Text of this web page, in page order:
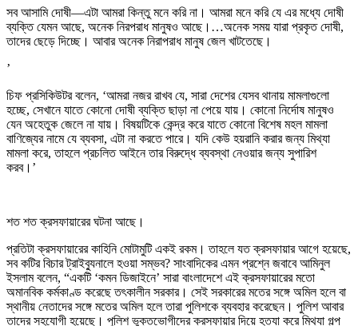
সব আসামি দোষী—এটা আমরা কিন্তু মনে করি না। আমরা মনে করি যে এর মধ্যে দোষী
ব্যক্তি যেমন আছে, অনেক নিরপরাধ মানুষও আছে।…অনেক সময় যারা প্রকৃত দোষী,
তাদের ছেড়ে দিচ্ছে। আবার অনেক নিরাপরাধ মানুষ জেল খাটতেছে।
’
চিফ প্রসিকিউটর বলেন, ‘আমরা নজর রাখব যে, সারা দেশের যেসব থানায় মামলাগুলো
হচ্ছে, সেখানে যাতে কোনো দোষী ব্যক্তি ছাড়া না পেয়ে যায়। কোনো নির্দোষ মানুষও
যেন অহেতুক জেলে না যায়। বিষয়টিকে কেন্দ্র করে যাতে কোনো বিশেষ মহল মামলা
বাণিজ্যের নামে যে ব্যবসা, এটা না করতে পারে। যদি কেউ হয়রানি করার জন্য মিথ্যা
মামলা করে, তাহলে প্রচলিত আইনে তার বিরুদ্ধে ব্যবস্থা নেওয়ার জন্য সুপারিশ
করব।’
শত শত ক্রসফায়ারের ঘটনা আছে।
প্রতিটা ক্রসফায়ারের কাহিনি মোটামুটি একই রকম। তাহলে যত ক্রসফায়ার আগে হয়েছে,
সব কটির বিচার ট্রাইব্যুনালে হওয়া সম্ভব? সাংবাদিকের এমন প্রশ্নে জবাবে আমিনুল
ইসলাম বলেন, “একটি ‘কমন ডিজাইনে’ সারা বাংলাদেশে এই ক্রসফায়ারের মতো
অমানবিক কর্মকাণ্ড করেছে তৎকালীন সরকার। সেই সরকারের মতের সঙ্গে অমিল হলে বা
স্থানীয় নেতাদের সঙ্গে মতের অমিল হলে তারা পুলিশকে ব্যবহার করেছেন। পুলিশ আবার
তাদের সহযোগী হয়েছে। পুলিশ ভুক্তভোগীদের ক্রসফায়ার দিয়ে হত্যা করে মিথ্যা গল্প